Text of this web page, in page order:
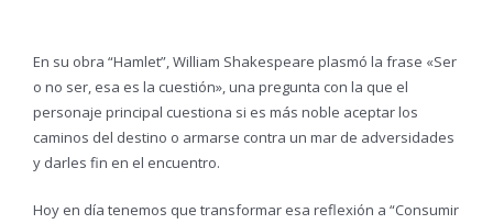
En su obra “Hamlet”, William Shakespeare plasmó la frase «Ser
o no ser, esa es la cuestión», una pregunta con la que el
personaje principal cuestiona si es más noble aceptar los
caminos del destino o armarse contra un mar de adversidades
y darles fin en el encuentro.
Hoy en día tenemos que transformar esa reflexión a “Consumir